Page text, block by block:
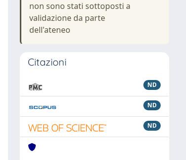
non sono stati sottoposti a
validazione da parte
dell'ateneo
Citazioni
ND
ND
ND